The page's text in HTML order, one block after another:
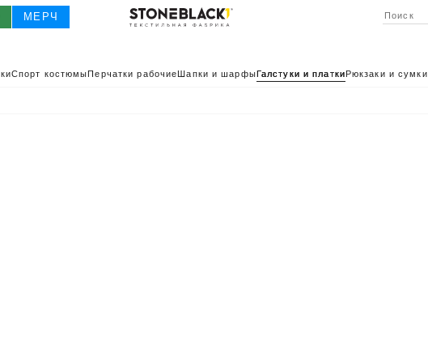
МЕРЧ
Спорт костюмыПерчатки рабочиеШапки и шарфыГалстуки и платкиРюкзаки и сумки